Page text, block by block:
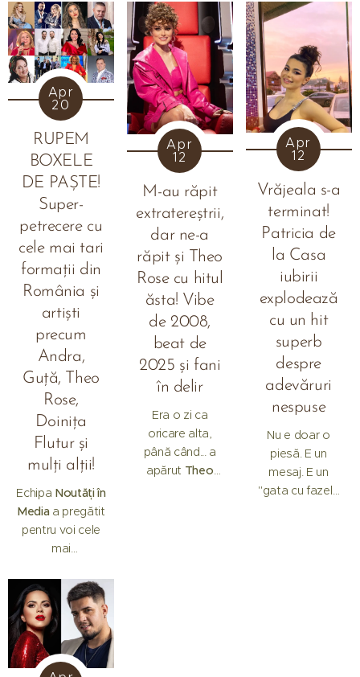
eveniment care
reunește zeci de
mii de oameni
din toate
colțurile țării și
transformă
muzica
românească
într-un act
colectiv de
celebrare. În anul
2025, festivalul
revine cu o
ediție specială,
găzduită la
Timișoara, pe
Aeroportul
Internațional
"Traian Vuia", în
data de 26 iulie,
cu...
acela că
România poate
cuceri lumea prin
propriul suflet. În
mijlocul
festivalului
Neversea
Kapital, pe
Arena
Națională, două
nume din
universuri
complet diferite
au spart
granițele
genurilor și au
scris istorie pe
scena principală:
Florin Salam și...
Apr
20
RUPEM
BOXELE
DE PAȘTE!
Super-
petrecere cu
cele mai tari
formații din
România și
artiști
precum
Andra,
Guță, Theo
Rose,
Doinița
Flutur și
mulți alții!
Echipa Noutăți în
Mediaa pregătit
pentru voi cele
mai
piese, colaje și
concerte pentru
o petrecere de
Paște de
neuitat, plină de
Apr
12
M-au răpit
extratereștrii,
dar ne-a
răpit și Theo
Rose cu hitul
ăsta! Vibe
de 2008,
beat de
2025 și fani
în delir
Era o zi ca
oricare alta,
până când... a
apărut Theo
Apr
12
Vrăjeala s-a
terminat!
Patricia de
la Casa
iubirii
explodează
cu un hit
superb
despre
adevăruri
nespuse
Nu e doar o
piesă. E un
mesaj. E un
"gata cu fazele